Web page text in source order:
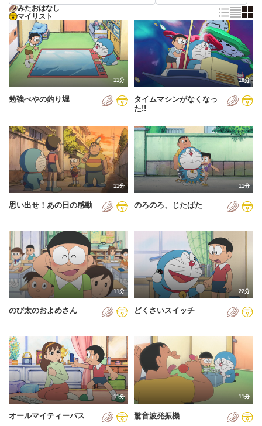
放送が新しい順
配信が古い順
配信が新しい順
あいうえお順(降順)
動画が長い順
動画が短い順
未視聴
すべて
2005年
2006年
2007年
2008年
2011年
2012年
2013年
2014年
2015年
2016年
2017年
2019年
2020年
2021年
2022年
通常回
誕生日スペシャル
みたおはなし
マイリスト
11分
勉強べやの釣り堀
18分
タイムマシンがなくなっ
た!!
11分
思い出せ！あの日の感動
11分
のろのろ、じたばた
11分
のび太のおよめさん
22分
どくさいスイッチ
11分
オールマイティーパス
11分
驚音波発振機